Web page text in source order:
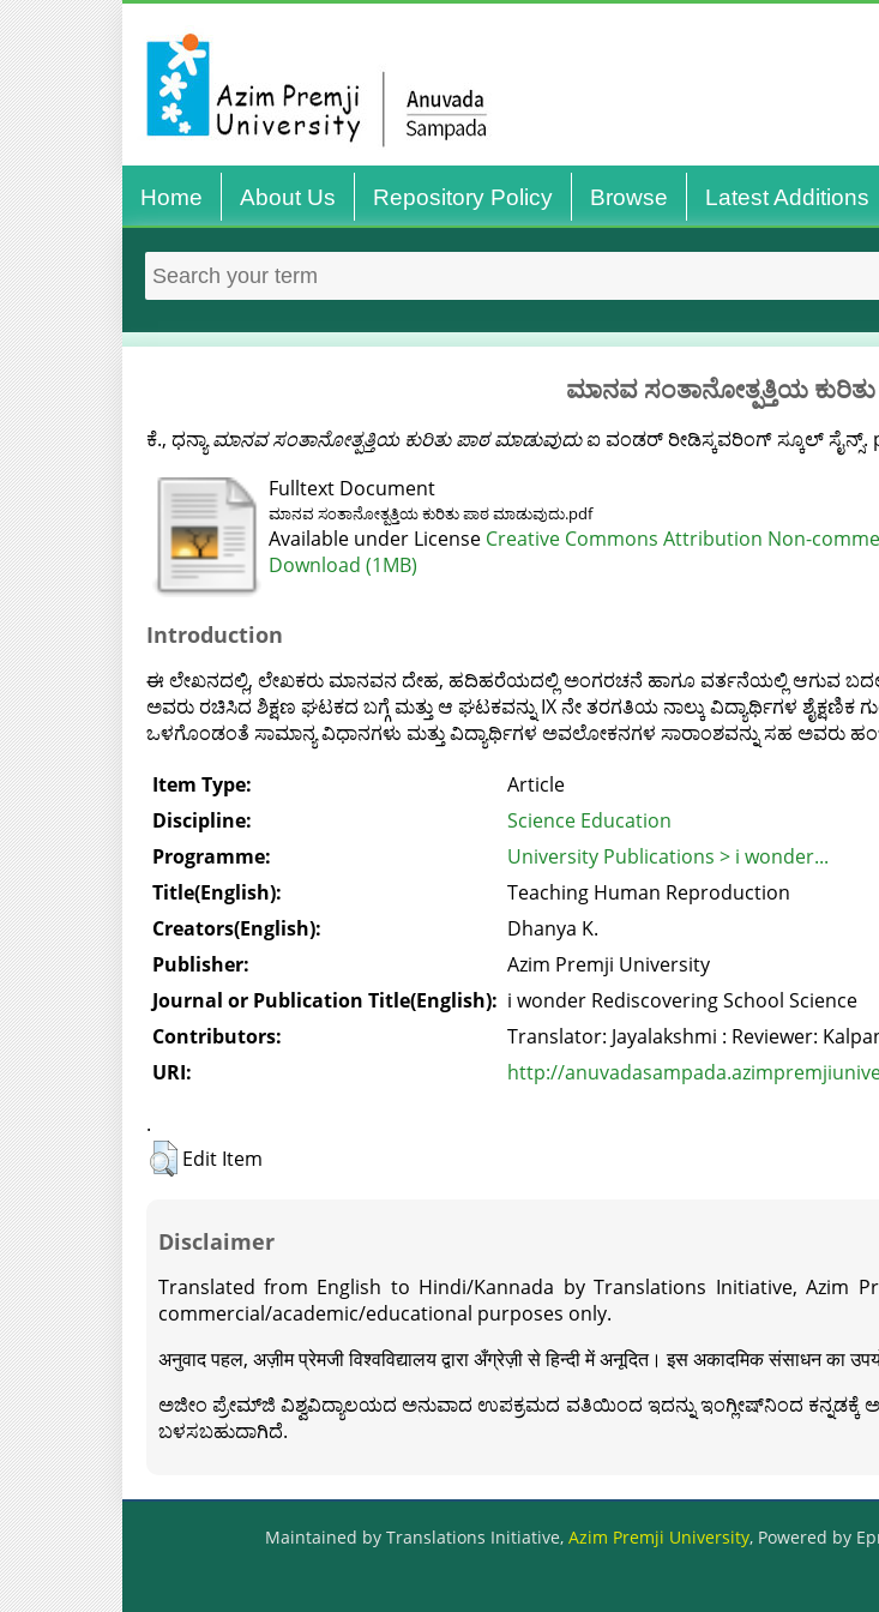
Home About Us Repository Policy Browse Latest Additions
ಮಾನವ ಸಂತಾನೋತ್ಪತ್ತಿಯ
ಕೆ., ಧನ್ಯಾ ಮಾನವ ಸಂತಾನೋತ್ಪತ್ತಿಯ ಕುರಿತು ಪಾಠ ಮಾಡುವುದುಐ ವಂಡರ್ ರೀಡಿಸ್ಕವರಿಂಗ್ ಸ್ಕೂಲ್ ಸೈನ್ಸ್.
Fulltext Document
ಮಾನವ ಸಂತಾನೋತ್ಪತ್ತಿಯ ಕುರಿತು ಪಾಠ ಮಾಡುವುದು.pdf
Available under License Creative Commons Attribution Non-
Download (1MB)
Introduction
ಈ ಲೇಖನದಲ್ಲಿ, ಲೇಖಕರು ಮಾನವನ ದೇಹ, ಹದಿಹರೆಯದಲ್ಲಿ ಅಂಗರಚನೆ ಹಾಗೂ ವರ್ತನೆಯಲ್ಲಿ ಆಗುವ
ಅವರು ರಚಿಸಿದ ಶಿಕ್ಷಣ ಘಟಕದ ಬಗ್ಗೆ ಮತ್ತು ಆ ಘಟಕವನ್ನು IX ನೇ ತರಗತಿಯ ನಾಲ್ಕು ವಿದ್ಯಾರ್ಥಿಗಳ ಶೈಕ್ಷಣಿಕ
ಒಳಗೊಂಡಂತೆ ಸಾಮಾನ್ಯ ವಿಧಾನಗಳು ಮತ್ತು ವಿದ್ಯಾರ್ಥಿಗಳ ಅವಲೋಕನಗಳ ಸಾರಾಂಶವನ್ನು ಸಹ ಅವರು
Item Type:
Article
Discipline:
Science Education
Programme:
University Publications > i wonder...
Title(English):
Teaching Human Reproduction
Creators(English):
Dhanya K.
Publisher:
Azim Premji University
Journal or Publication Title(English): i wonder Rediscovering School Science
Contributors:
Translator: Jayalakshmi : Reviewer:
URI:
http://
.
Edit Item
Disclaimer
Translated from English to Hindi/Kannada by Translations Initiative, Azim
commercial/academic/educational purposes only.
अनुवाद पहल, अज़ीम प्रेमजी विश्वविद्यालय द्वारा अँग्रेज़ी से हिन्दी में अनूदित। इस अकादमिक संसाधन का
ಅಜೀಂ ಪ್ರೇಮ್‍ಜಿ ವಿಶ್ವವಿದ್ಯಾಲಯದ ಅನುವಾದ ಉಪಕ್ರಮದ ವತಿಯಿಂದ ಇದನ್ನು ಇಂಗ್ಲೀಷ್‍ನಿಂದ ಕನ್ನಡಕ್ಕೆ
ಬಳಸಬಹುದಾಗಿದೆ.
Maintained by Translations Initiative, Azim Premji University, Powered by